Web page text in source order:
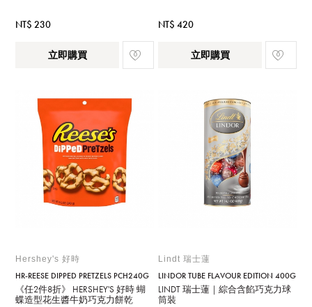
NT$ 230
立即購買
NT$ 420
立即購買
Hershey's 好時
HR-REESE DIPPED PRETZELS PCH240G
《任2件8折》 HERSHEY'S 好時 蝴
蝶造型花生醬牛奶巧克力餅乾
Lindt 瑞士蓮
LINDOR TUBE FLAVOUR EDITION 400G
LINDT 瑞士蓮｜綜合含餡巧克力球
筒裝